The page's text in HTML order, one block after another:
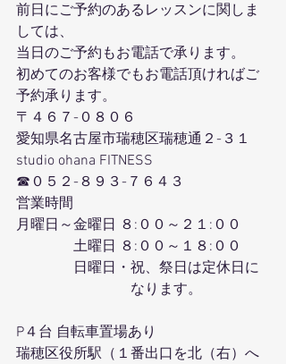
前日にご予約のあるレッスンに関しま
しては、
当日のご予約もお電話で承ります。
初めてのお客様でもお電話頂ければご
予約承ります。
〒４６７-０８０６
愛知県名古屋市瑞穂区瑞穂通２-３１
studio ohana FITNESS
☎０５２-８９３-７６４３
営業時間
月曜日～金曜日 ８:００～２１:００
土曜日 ８:００～１８:００
日曜日・祝、祭日は定休日に
なります。
P４台 自転車置場あり
瑞穂区役所駅（１番出口を北（右）へ